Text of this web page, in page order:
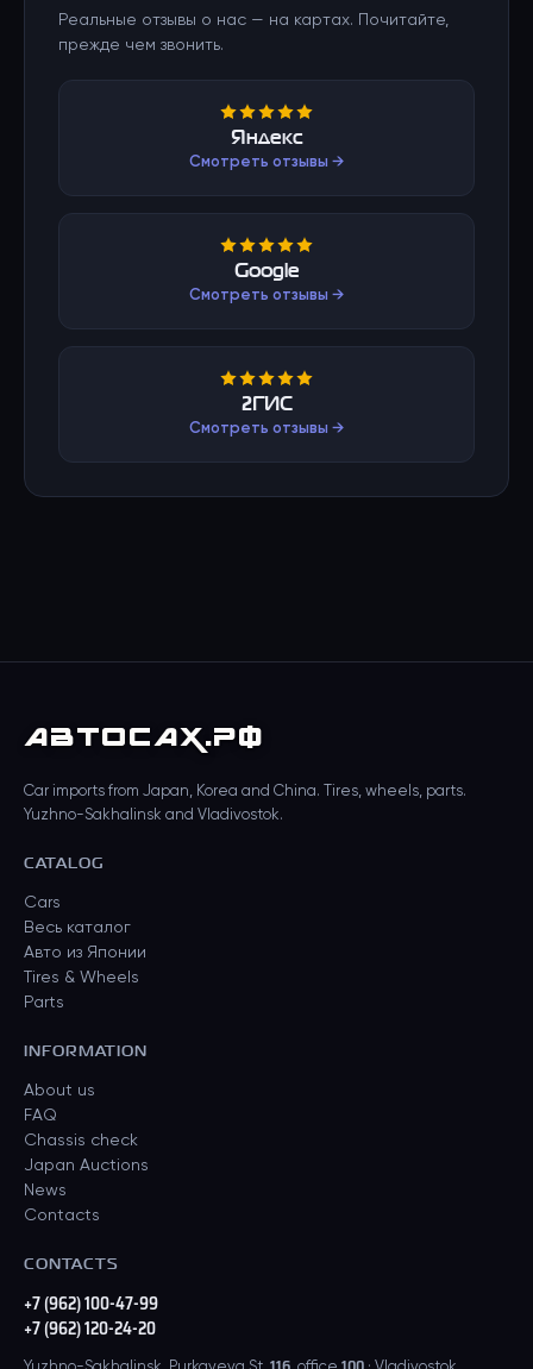
Реальные отзывы о нас — на картах. Почитайте,
прежде чем звонить.
Яндекс
Смотреть отзывы →
Google
Смотреть отзывы →
2ГИС
Смотреть отзывы →
АВТОСАХ.РФ
Car imports from Japan, Korea and China. Tires, wheels, parts.
Yuzhno-Sakhalinsk and Vladivostok.
CATALOG
Cars
Весь каталог
Авто из Японии
Tires & Wheels
Parts
INFORMATION
About us
FAQ
Chassis check
Japan Auctions
News
Contacts
CONTACTS
+7 (962) 100-47-99
+7 (962) 120-24-20